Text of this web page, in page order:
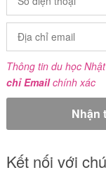
Thông tin du học
chỉ Emailchính xác
Kết nối với